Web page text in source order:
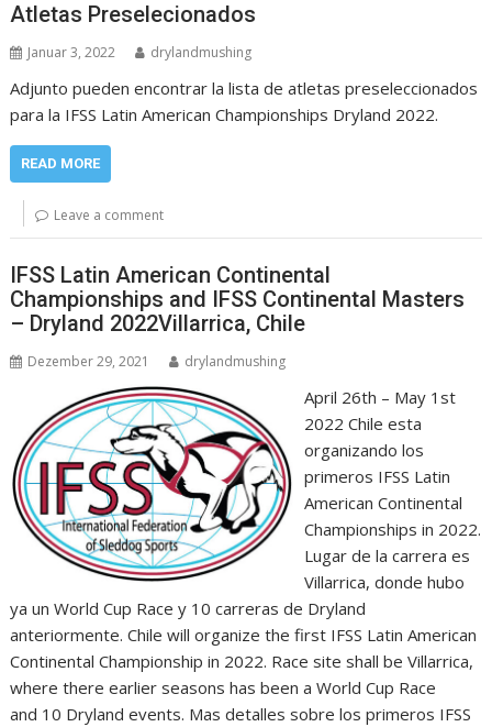
Atletas Preselecionados
Januar 3, 2022 drylandmushing
Adjunto pueden encontrar la lista de atletas preseleccionados
para la IFSS Latin American Championships Dryland 2022.
READ MORE
Leave a comment
IFSS Latin American Continental
Championships and IFSS Continental Masters
– Dryland 2022Villarrica, Chile
Dezember 29, 2021 drylandmushing
April 26th – May 1st
2022 Chile esta
organizando los
primeros IFSS Latin
American Continental
Championships in 2022.
Lugar de la carrera es
Villarrica, donde hubo
ya un World Cup Race y 10 carreras de Dryland
anteriormente. Chile will organize the first IFSS Latin American
Continental Championship in 2022. Race site shall be Villarrica,
where there earlier seasons has been a World Cup Race
and 10 Dryland events. Mas detalles sobre los primeros IFSS